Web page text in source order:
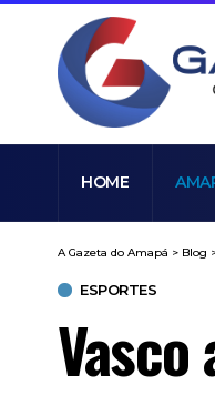
HOME
A Gazeta do Amapá > Blog
ESPORTES